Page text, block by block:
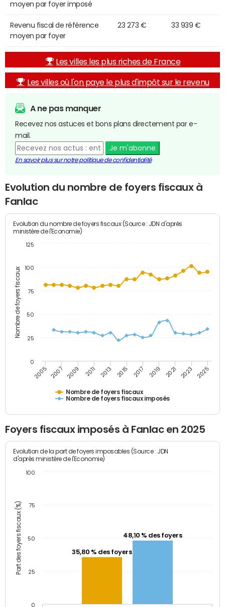
moyen par foyer imposé
Revenu fiscal de référence
moyen par foyer
23 273 € 33 939 €
Les villes les plus riches de France
Les villes où l'on paye le plus d'impôt sur le revenu
A ne pas manquer
Recevez nos astuces et bons plans directement par e-
mail.
Je m'abonne
En savoir plus sur notre politique de confidentialité
Evolution du nombre de foyers fiscaux à
Fanlac
Nombre de foyers fiscaux
Evolution du nombre de foyers fiscaux (Source : JDN d'après
ministère de l'Economie)
Nombre de foyers fiscaux
Nombre de foyers fiscaux imposés
2005 2007 2009 2011 2013 2015 2017 2019 2021 2023 2025
0
25
50
75
100
125
Foyers fiscaux imposés à Fanlac en 2025
Part des foyers fiscaux (%)
Evolution de la part de foyers imposables (Source : JDN
d'après ministère de l'Economie)
35,80 % des foyers
48,10 % des foyers
0
25
50
75
100